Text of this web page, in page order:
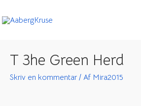
til
T 3he Green Herd
Skriv en kommentar / Af Mira2015